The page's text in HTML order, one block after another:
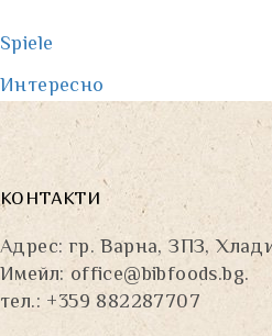
Spiele
Интересно
КОНТАКТИ
Адрес: гр. Варна, ЗПЗ,
Имейл: office@bibfoods.bg.
тел.: +359 882287707